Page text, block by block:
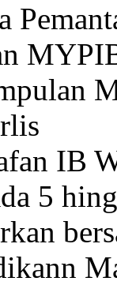
IB
5